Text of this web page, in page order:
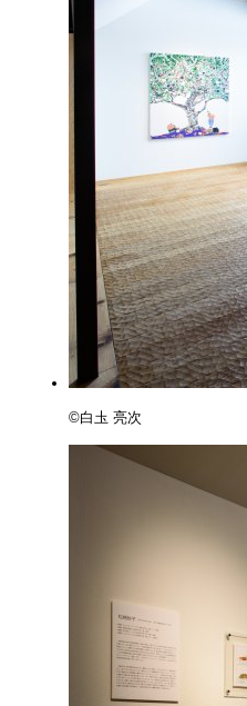
©️白圡 亮次